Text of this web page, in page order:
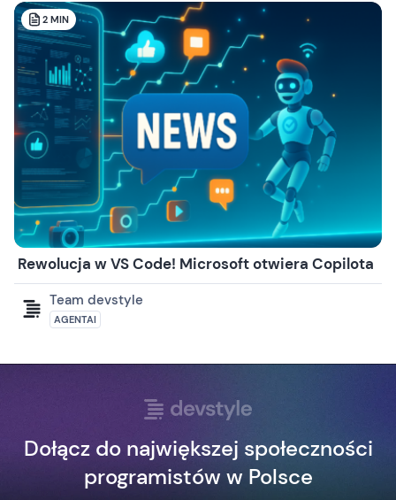
2 MIN
Rewolucja w VS Code! Microsoft otwiera Copilota
Team devstyle
AGENTAI
Dołącz do największej społeczności
programistów w Polsce